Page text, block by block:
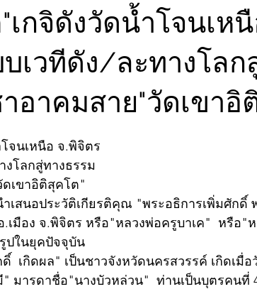
เกจิดังวัดน้ำโจนเห
เวทีดัง/ละทางโลก
อาคมสาย"วัดเขาอิ
จนเหนือ จ.พิจิตร
โลกสู่ทางธรรม
เขาอิติสุคโต"
เสนอประวัติเกียรติคุณ "พระอธิการเพิ่มศักดิ์
เมือง จ.พิจิตร หรือ"หลวงพ่อครูบาเค"  หรือ"
ปในยุคปัจจุบัน
เกิดผล" เป็นชาวจังหวัดนครสวรรค์ เกิดเมื่อ
มารดาชื่อ"นางบัวหล่วน"  ท่านเป็นบุตรคนที่